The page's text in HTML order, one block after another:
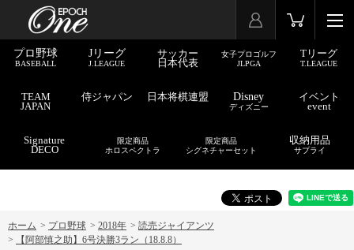
プロ野球
BASEBALL
Jリーグ
J.LEAGUE
サッカー
日本代表
女子プロゴルフ
JLPGA
Tリーグ
T.LEAGUE
TEAM
JAPAN
侍ジャパン 日本将棋連盟 Disney
ディズニー
イベント
event
Signature
DECO
限定商品
ホロスペクトラ
限定商品
シグネチャーセット
収納用品
サプライ
ホーム > プロ野球 > 2018年 > 読売ジャイアンツ
>
【阿部慎之助】6号決勝3ラン（18.8.8）